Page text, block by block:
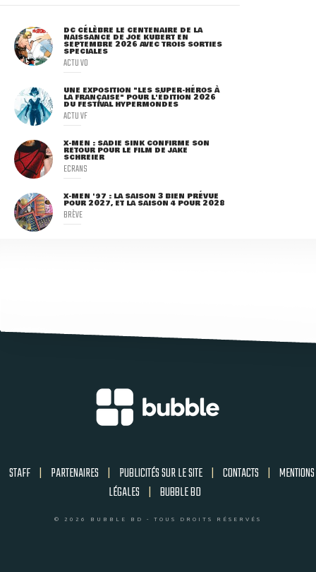
DC CÉLÈBRE LE CENTENAIRE DE LA
NAISSANCE DE JOE KUBERT EN
SEPTEMBRE 2026 AVEC TROIS SORTIES
SPÉCIALES
ACTU VO
UNE EXPOSITION "LES SUPER-HÉROS À
LA FRANÇAISE" POUR L'ÉDITION 2026
DU FESTIVAL HYPERMONDES
ACTU VF
X-MEN : SADIE SINK CONFIRME SON
RETOUR POUR LE FILM DE JAKE
SCHREIER
ECRANS
X-MEN '97 : LA SAISON 3 BIEN PRÉVUE
POUR 2027, ET LA SAISON 4 POUR 2028
BRÈVE
STAFF | PARTENAIRES | PUBLICITÉS SUR LE SITE | CONTACTS | MENTIONS
LÉGALES | BUBBLE BD
© 2026 BUBBLE BD - TOUS DROITS RÉSERVÉS